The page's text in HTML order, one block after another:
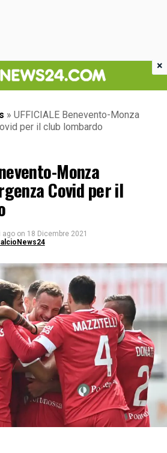
» UFFICIALE Benevento-Monza
per il club lombardo
Monza
Covid per il
ago on 18 Dicembre 2021
×